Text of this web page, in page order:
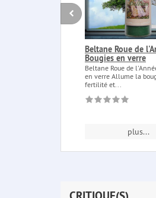
Beltane Roue de
Bougies en verre
Beltane Roue de
en verre Allume la
fertilité et...
plus...